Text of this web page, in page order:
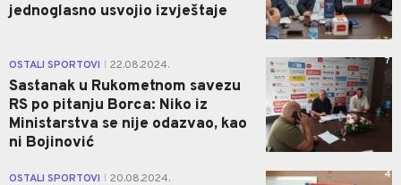
jednoglasno usvojio izvještaje
OSTALI SPORTOVI 22.08.2024.
Sastanak u Rukometnom savezu
RS po pitanju Borca: Niko iz
Ministarstva se nije odazvao, kao
ni Bojinović
7
OSTALI SPORTOVI 20.08.2024. 4